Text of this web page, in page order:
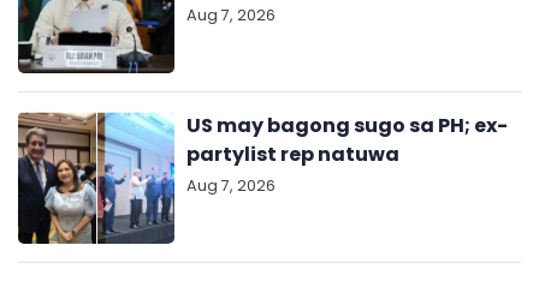
Aug 7, 2026
US may bagong sugo sa PH; ex-
partylist rep natuwa
Aug 7, 2026